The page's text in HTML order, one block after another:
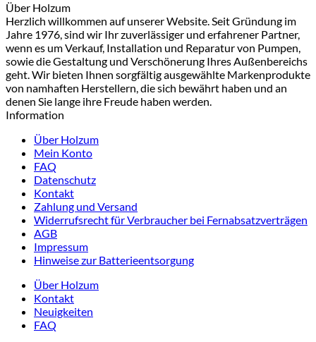
Über Holzum
Herzlich willkommen auf unserer Website. Seit Gründung im
Jahre 1976, sind wir Ihr zuverlässiger und erfahrener Partner,
wenn es um Verkauf, Installation und Reparatur von Pumpen,
sowie die Gestaltung und Verschönerung Ihres Außenbereichs
geht. Wir bieten Ihnen sorgfältig ausgewählte Markenprodukte
von namhaften Herstellern, die sich bewährt haben und an
denen Sie lange ihre Freude haben werden.
Information
Über Holzum
Mein Konto
FAQ
Datenschutz
Kontakt
Zahlung und Versand
Widerrufsrecht für Verbraucher bei Fernabsatzverträgen
AGB
Impressum
Hinweise zur Batterieentsorgung
Über Holzum
Kontakt
Neuigkeiten
FAQ